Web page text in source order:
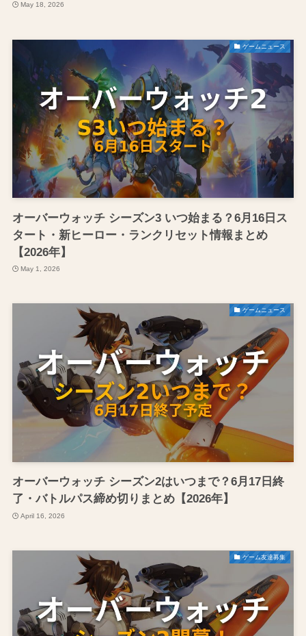
May 18, 2026
ゲームニュース
オーバーウォッチ シーズン3 いつ始まる？6月16日ス
タート・新ヒーロー・ランクリセット情報まとめ
【2026年】
May 1, 2026
ゲームニュース
オーバーウォッチ シーズン2はいつまで？6月17日終
了・バトルパス締め切りまとめ【2026年】
April 16, 2026
ゲーム友達募集